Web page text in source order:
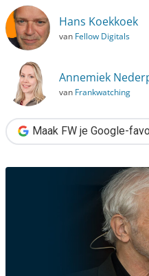
Hans Koekkoek
van Fellow Digitals
Annemiek
van Frankwatching
Maak FW je Google-